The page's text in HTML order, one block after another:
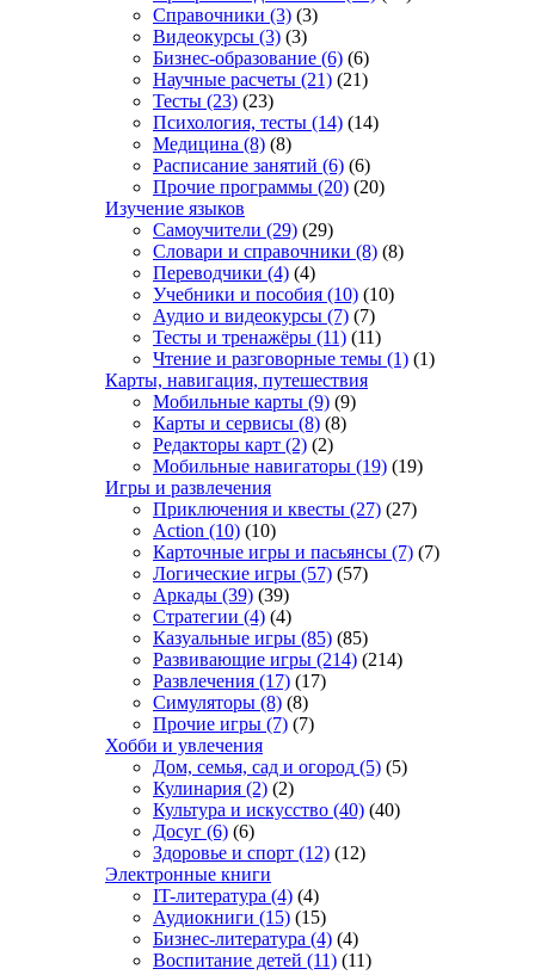
Справочники (3) (3)
Видеокурсы (3) (3)
Бизнес-образование (6) (6)
Научные расчеты (21) (21)
Тесты (23) (23)
Психология, тесты (14) (14)
Медицина (8) (8)
Расписание занятий (6) (6)
Прочие программы (20) (20)
Изучение языков
Самоучители (29) (29)
Словари и справочники (8) (8)
Переводчики (4) (4)
Учебники и пособия (10) (10)
Аудио и видеокурсы (7) (7)
Тесты и тренажёры (11) (11)
Чтение и разговорные темы (1) (1)
Карты, навигация, путешествия
Мобильные карты (9) (9)
Карты и сервисы (8) (8)
Редакторы карт (2) (2)
Мобильные навигаторы (19) (19)
Игры и развлечения
Приключения и квесты (27) (27)
Action (10) (10)
Карточные игры и пасьянсы (7) (7)
Логические игры (57) (57)
Аркады (39) (39)
Стратегии (4) (4)
Казуальные игры (85) (85)
Развивающие игры (214) (214)
Развлечения (17) (17)
Симуляторы (8) (8)
Прочие игры (7) (7)
Хобби и увлечения
Дом, семья, сад и огород (5) (5)
Кулинария (2) (2)
Культура и искусство (40) (40)
Досуг (6) (6)
Здоровье и спорт (12) (12)
Электронные книги
IT-литература (4) (4)
Аудиокниги (15) (15)
Бизнес-литература (4) (4)
Воспитание детей (11) (11)